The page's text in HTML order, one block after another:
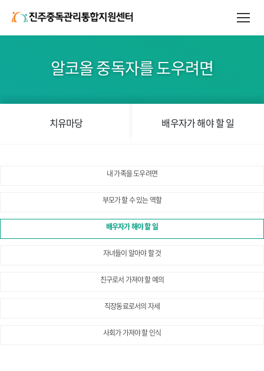
알코올 중독자를 도우려면
치유마당 배우자가 해야 할 일
내 가족을 도우려면
부모가 할 수 있는 역할
배우자가 해야 할 일
자녀들이 알아야 할 것
친구로서 가져야 할 예의
직장동료로서의 자세
사회가 가져야 할 인식